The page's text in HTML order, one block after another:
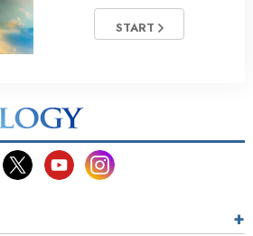
START